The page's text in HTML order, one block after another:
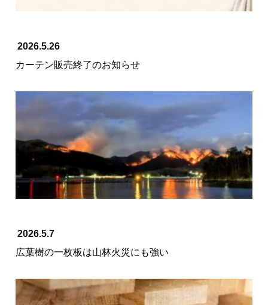
2026.5.26
カーテン販売終了のお知らせ
2026.5.7
広葉樹の一枚板は山林火災にも強い